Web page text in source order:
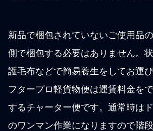
新品で梱包されていないご使用品
側で梱包する必要はありません。
護毛布などで簡易養生をしてお運
フタープロ軽貨物便は運賃料金を
するチャーター便です。通常時は
のワンマン作業になりますので階